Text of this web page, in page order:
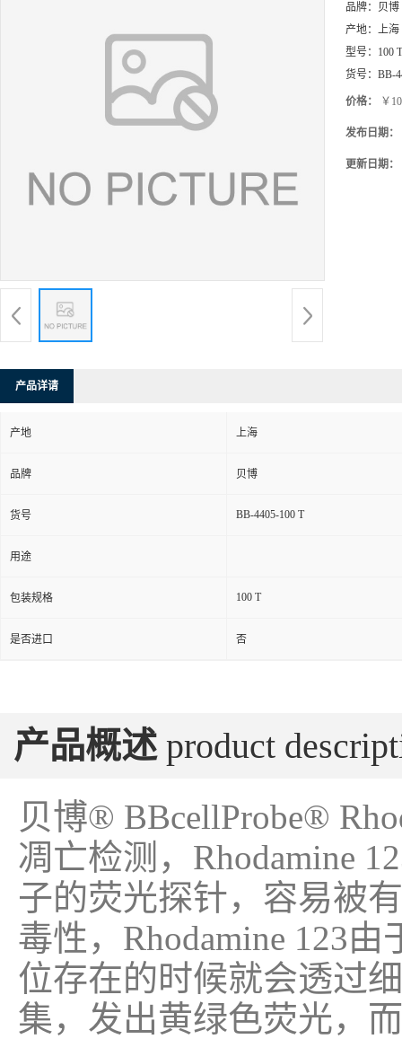
品牌： 贝博
产地： 上海
型号： 100 T
货号： BB-
价格： ￥
发布日期：
更新日期：
产品详请
产地 上海
品牌 贝博
货号 BB-4405-100 T
用途
包装规格 100 T
是否进口 否
产品概述 product
贝博® BBcellProbe®
凋亡检测，Rhodamine
子的荧光探针，容易被
毒性，Rhodamine 123
位存在的时候就会透过
集，发出黄绿色荧光，